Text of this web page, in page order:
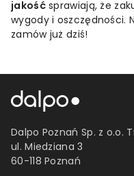
jakośćsprawiają, że
wygody i oszczędności.
zamów już dziś!
Dalpo Poznań Sp. z o.o.
ul. Miedziana 3
60-118 Poznań